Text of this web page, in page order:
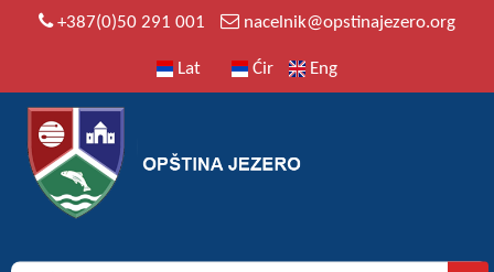
+387(0)50 291 001 nacelnik@opstinajezero.org
Lat Ćir Eng